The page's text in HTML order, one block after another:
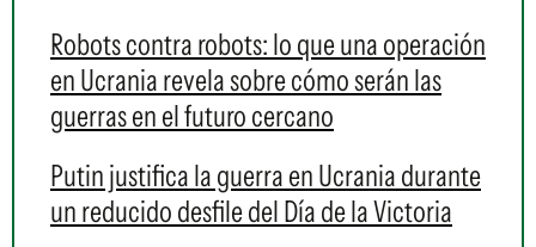
Robots contra robots: lo que una operación
en Ucrania revela sobre cómo serán las
guerras en el futuro cercano
Putin justifica la guerra en Ucrania durante
un reducido desfile del Día de la Victoria